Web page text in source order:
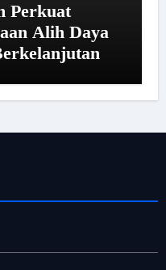
Perkuat
Alih Daya